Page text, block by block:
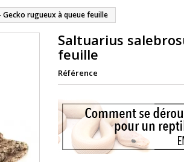
rugueux à queue feuille
Saltuarius
feuille
Référence